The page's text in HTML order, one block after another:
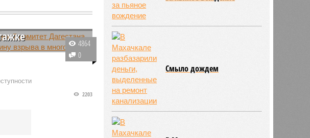
назвал
доме в
из-за утечки
4864
0
2203
Коммунисты Буйнакска
Кадыров отчитал
водителей, задержанных